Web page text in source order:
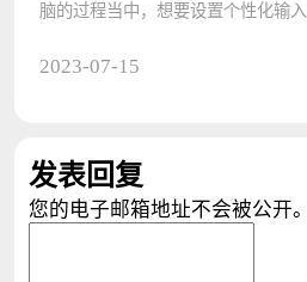
脑的过程当中，想要设置个性化输入
法。 ????
2023-07-15
发表回复
您的电子邮箱地址不会被公开。